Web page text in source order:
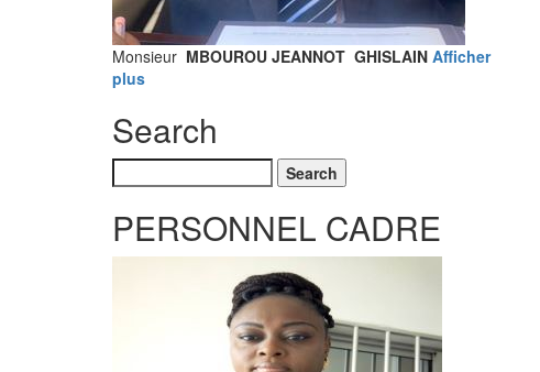
Monsieur MBOUROU JEANNOT GHISLAIN Afficher
plus
Search
PERSONNEL CADRE